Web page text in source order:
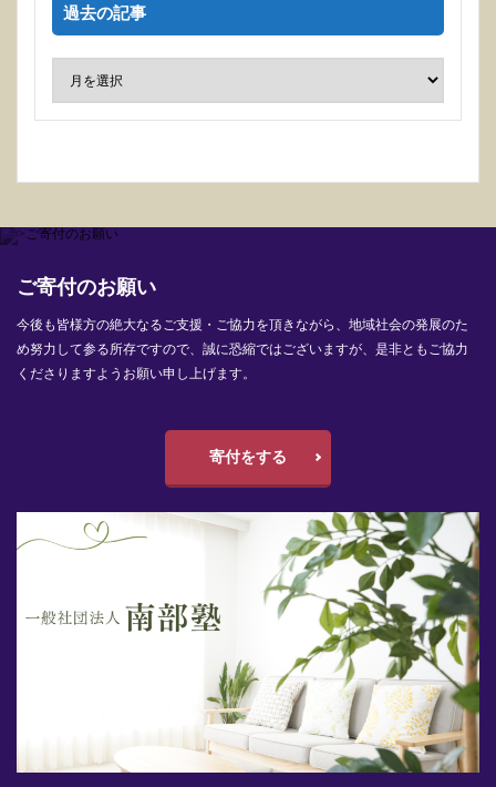
過去の記事
ご寄付のお願い
今後も皆様方の絶大なるご支援・ご協力を頂きながら、地域社会の発展のた
め努力して参る所存ですので、誠に恐縮ではございますが、是非ともご協力
くださりますようお願い申し上げます。
寄付をする